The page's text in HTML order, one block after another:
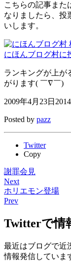
こちらの記事また
なりましたら、投
いします。
にほんブログ村に
ランキングが上が
がります( ￣∇￣)
2009年4月23日
Posted by pazz
Twitter
Copy
謝罪会見
Next
ホリエモン登場
Prev
Twitterで情
最近はブログで近
情報発信していま